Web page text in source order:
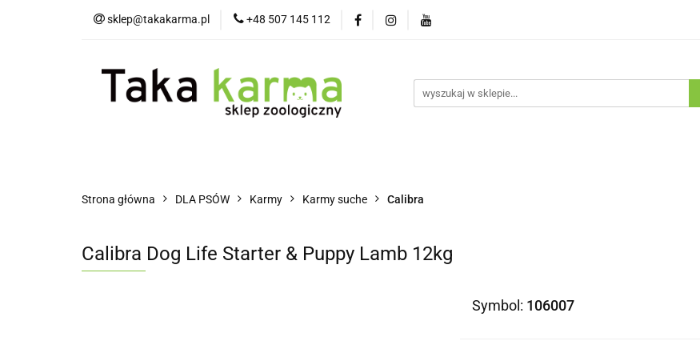
sklep@takakarma.pl +48 507 145 112
O sklepie Dostawa Promocje
Strona główna DLA PSÓW Karmy Karmy suche Calibra
Calibra Dog Life Starter & Puppy Lamb 12kg
Symbol: 106007